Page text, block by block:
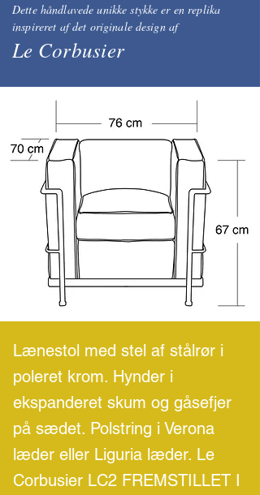
Dette håndlavede unikke stykke er en replika
inspireret af det originale design af
Le Corbusier
Lænestol med stel af stålrør i
poleret krom. Hynder i
ekspanderet skum og gåsefjer
på sædet. Polstring i Verona
læder eller Liguria læder. Le
Corbusier LC2 FREMSTILLET I